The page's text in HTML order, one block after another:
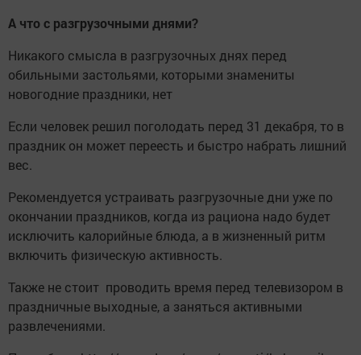
А что с разгрузочными днями?
Никакого смысла в разгрузочных днях перед
обильными застольями, которыми знамениты
новогодние праздники, нет
Если человек решил поголодать перед 31 декабря, то в
праздник он может переесть и быстро набрать лишний
вес.
Рекомендуется устраивать разгрузочные дни уже по
окончании праздников, когда из рациона надо будет
исключить калорийные блюда, а в жизненный ритм
включить физическую активность.
Также не стоит проводить время перед телевизором в
праздничные выходные, а заняться активными
развлечениями.